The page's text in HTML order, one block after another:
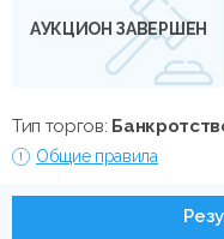
АУКЦИОН ЗАВЕРШЕН
Тип торгов:
Общие правила